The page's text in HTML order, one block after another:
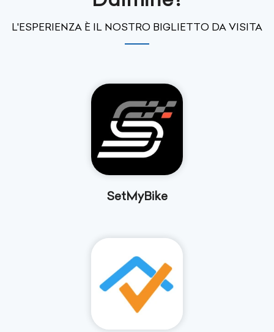
L'ESPERIENZA È IL NOSTRO BIGLIETTO DA VISITA
SetMyBike